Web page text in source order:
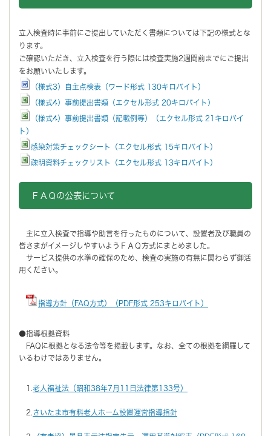
立入検査時に事前にご提出していただく書類については下記の様式とな
ります。
ご確認いただき、立入検査を行う際には検査実施2週間前までにご提出
をお願いいたします。
（様式3）自主点検表（ワード形式 130キロバイト）
（様式4）事前提出書類（エクセル形式 20キロバイト）
（様式4）事前提出書類（記載例等）（エクセル形式 21キロバイ
ト）
感染対策チェックシート（エクセル形式 15キロバイト）
疎明資料チェックリスト（エクセル形式 13キロバイト）
ＦＡＱの公表について
主に立入検査で指導や助言を行ったものについて、設置者及び職員の
皆さまがイメージしやすいようＦＡＱ方式にまとめました。
サービス提供の水準の確保のため、検査の実施の有無に関わらず御活
用ください。
指導方針（FAQ方式）（PDF形式 253キロバイト）
●指導根拠資料
FAQに根拠となる法令等を掲載します。なお、全ての根拠を網羅して
いるわけではありません。
1. 老人福祉法（昭和38年7月11日法律第133号）
2. さいたま市有料老人ホーム設置運営指導指針